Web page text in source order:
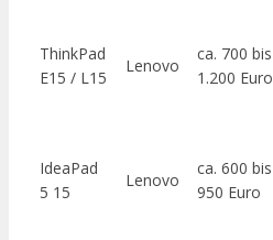
ThinkPad
E15 / L15
Lenovo
ca. 700 bis
1.200 Euro
IdeaPad
5 15
Lenovo
ca. 600 bis
950 Euro